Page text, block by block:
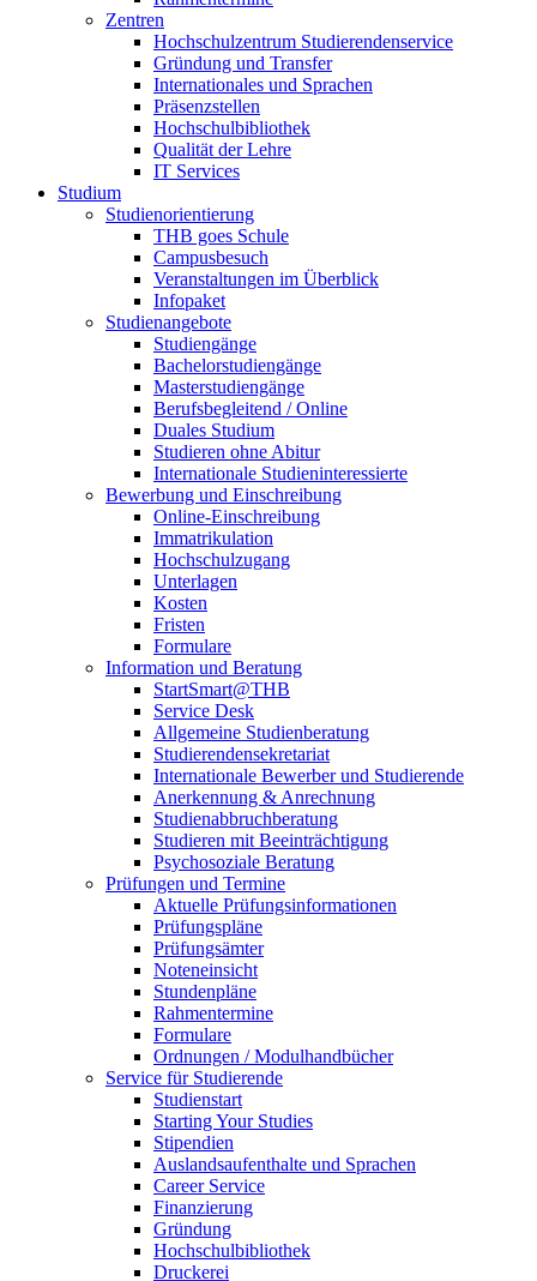
Zentren
Hochschulzentrum Studierendenservice
Gründung und Transfer
Internationales und Sprachen
Präsenzstellen
Hochschulbibliothek
Qualität der Lehre
IT Services
Studium
Studienorientierung
THB goes Schule
Campusbesuch
Veranstaltungen im Überblick
Infopaket
Studienangebote
Studiengänge
Bachelorstudiengänge
Masterstudiengänge
Berufsbegleitend / Online
Duales Studium
Studieren ohne Abitur
Internationale Studieninteressierte
Bewerbung und Einschreibung
Online-Einschreibung
Immatrikulation
Hochschulzugang
Unterlagen
Kosten
Fristen
Formulare
Information und Beratung
StartSmart@THB
Service Desk
Allgemeine Studienberatung
Studierendensekretariat
Internationale Bewerber und Studierende
Anerkennung & Anrechnung
Studienabbruchberatung
Studieren mit Beeinträchtigung
Psychosoziale Beratung
Prüfungen und Termine
Aktuelle Prüfungsinformationen
Prüfungspläne
Prüfungsämter
Noteneinsicht
Stundenpläne
Rahmentermine
Formulare
Ordnungen / Modulhandbücher
Service für Studierende
Studienstart
Starting Your Studies
Stipendien
Auslandsaufenthalte und Sprachen
Career Service
Finanzierung
Gründung
Hochschulbibliothek
Druckerei